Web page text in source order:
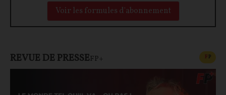
Voir les formules d'abonnement
REVUE DE PRESSEFP+ FP